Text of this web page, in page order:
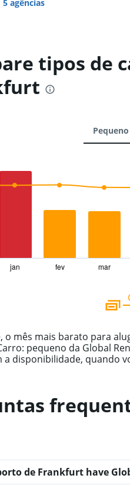
5 agências
tipos de
Pequeno
jan fev mar
o mês mais barato para
pequeno da Global
disponibilidade, quando
de Frankfurt have